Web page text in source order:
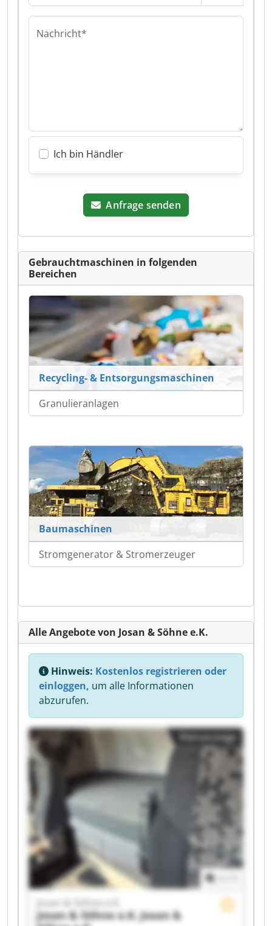
Nachricht*
Ich bin Händler
Anfrage senden
Gebrauchtmaschinen in folgenden
Bereichen
Recycling- & Entsorgungsmaschinen
Granulieranlagen
Baumaschinen
Stromgenerator & Stromerzeuger
Alle Angebote von Josan & Söhne e.K.
Hinweis: Kostenlos registrieren oder
einloggen, um alle Informationen
abzurufen.
Kleinanzeige
Josan & Söhne e.K.
Josan & Söhne e.K.Josan &